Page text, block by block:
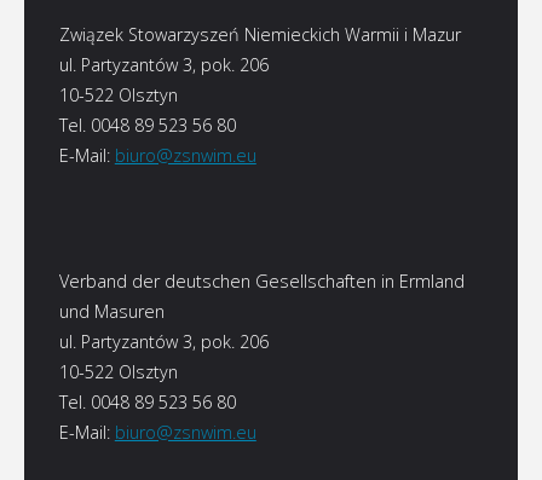
Związek Stowarzyszeń Niemieckich Warmii i Mazur
ul. Partyzantów 3, pok. 206
10-522 Olsztyn
Tel. 0048 89 523 56 80
E-Mail: biuro@zsnwim.eu
Verband der deutschen Gesellschaften in Ermland
und Masuren
ul. Partyzantów 3, pok. 206
10-522 Olsztyn
Tel. 0048 89 523 56 80
E-Mail: biuro@zsnwim.eu